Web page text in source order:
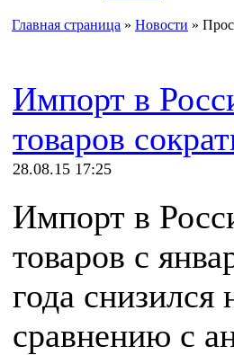
Главная страница » Новости »
Импорт в
товаров
28.08.15 17:25
Импорт в
товаров с
года снизился
сравнению с